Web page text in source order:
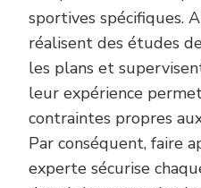
sportives spécifiques.
réalisent des études
les plans et
leur expérience
contraintes propres
Par conséquent, faire
experte sécurise